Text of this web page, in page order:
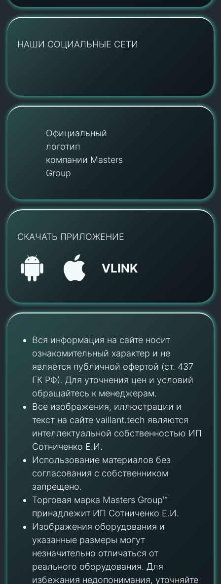
НАШИ СОЦИАЛЬНЫЕ СЕТИ
Официальный
логотип
компании Masters
Group
СКАЧАТЬ ПРИЛОЖЕНИЕ
VLINK
Вся информация на сайте носит
ознакомительный характер и не
является публичной офертой (ст. 437
ГК РФ). Для уточнения цен и условий
обращайтесь к менеджерам.
Все изображения, иллюстрации и
текст на сайте vaillant.tech являются
интеллектуальной собственностью ИП
Сотниченко Е.И.
Использование материалов без
согласования с собственником
запрещено.
Торговая марка Masters Group™
принадлежит ИП Сотниченко Е.И.
Изображения оборудования и
указанные размеры могут
незначительно отличаться от
реального оборудования. Для
избежания недопонимания, уточняйте